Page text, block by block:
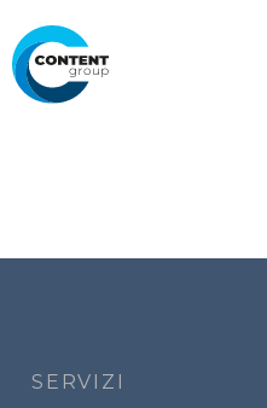
al
contenuto
principale
SERVIZI